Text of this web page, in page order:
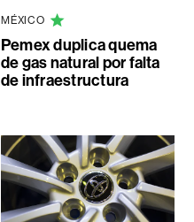
MÉXICO
Pemex duplica quema
de gas natural por falta
de infraestructura